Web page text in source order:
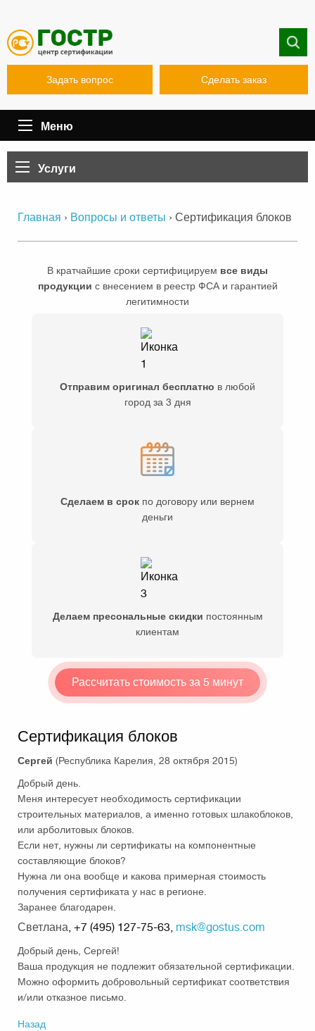
Задать вопрос Сделать заказ
Меню
Услуги
Главная › Вопросы и ответы › Сертификация блоков
В кратчайшие сроки сертифицируем все виды
продукции с внесением в реестр ФСА и гарантией
легитимности
Отправим оригинал бесплатно в любой
город за 3 дня
Сделаем в срок по договору или вернем
деньги
Делаем пресональные скидки постоянным
клиентам
Рассчитать стоимость за 5 минут
Сертификация блоков
Сергей (Республика Карелия, 28 октября 2015)
Добрый день.
Меня интересует необходимость сертификации
строительных материалов, а именно готовых шлакоблоков,
или арболитовых блоков.
Если нет, нужны ли сертификаты на компонентные
составляющие блоков?
Нужна ли она вообще и какова примерная стоимость
получения сертификата у нас в регионе.
Заранее благодарен.
Светлана, +7 (495) 127-75-63, msk@gostus.com
Добрый день, Сергей!
Ваша продукция не подлежит обязательной сертификации.
Можно оформить добровольный сертификат соответствия
и/или отказное письмо.
Назад